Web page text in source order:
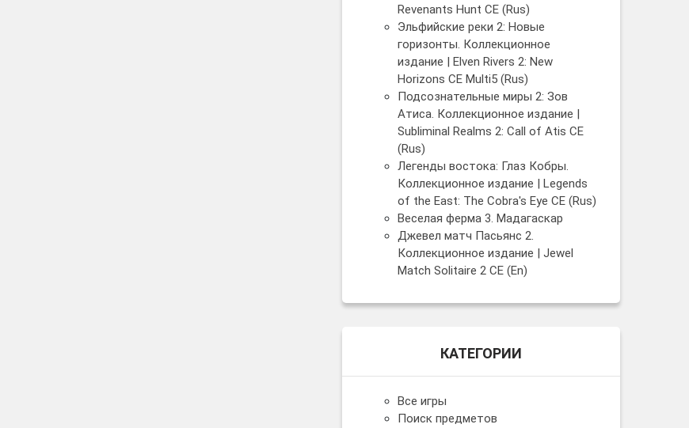
Revenants Hunt CE (Rus)
Эльфийские реки 2: Новые
горизонты. Коллекционное
издание | Elven Rivers 2: New
Horizons CE Multi5 (Rus)
Подсознательные миры 2: Зов
Атиса. Коллекционное издание |
Subliminal Realms 2: Call of Atis CE
(Rus)
Легенды востока: Глаз Кобры.
Коллекционное издание | Legends
of the East: The Cobra's Eye CE (Rus)
Веселая ферма 3. Мадагаскар
Джевел матч Пасьянс 2.
Коллекционное издание | Jewel
Match Solitaire 2 CE (En)
КАТЕГОРИИ
Все игры
Поиск предметов